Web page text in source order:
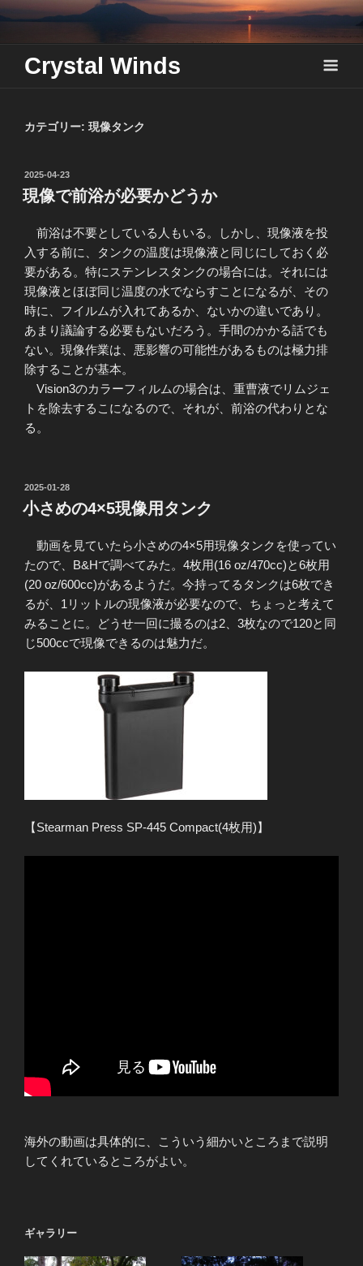
Skip
content
Crystal Winds
カテゴリー: 現像タンク
投
稿
日:
2025-04-23
現像で前浴が必要かどうか
前浴は不要としている人もいる。しかし、現像液を投
入する前に、タンクの温度は現像液と同じにしておく必
要がある。特にステンレスタンクの場合には。それには
現像液とほぼ同じ温度の水でならすことになるが、その
時に、フイルムが入れてあるか、ないかの違いであり。
あまり議論する必要もないだろう。手間のかかる話でも
ない。現像作業は、悪影響の可能性があるものは極力排
除することが基本。
Vision3のカラーフィルムの場合は、重曹液でリムジェ
トを除去するこになるので、それが、前浴の代わりとな
る。
投
稿
日:
2025-01-28
小さめの4×5現像用タンク
動画を見ていたら小さめの4×5用現像タンクを使ってい
たので、B&Hで調べてみた。4枚用(16 oz/470cc)と6枚用
(20 oz/600cc)があるようだ。今持ってるタンクは6枚でき
るが、1リットルの現像液が必要なので、ちょっと考えて
みることに。どうせ一回に撮るのは2、3枚なので120と同
じ500ccで現像できるのは魅力だ。
【Stearman Press SP-445 Compact(4枚用)】
海外の動画は具体的に、こういう細かいところまで説明
してくれているところがよい。
ギャラリー